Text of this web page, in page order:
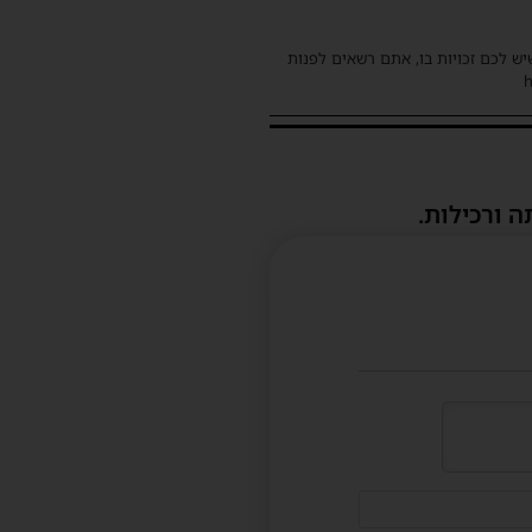
לכם זכויות בו, אתם רשאים לפנות
ורכילות.